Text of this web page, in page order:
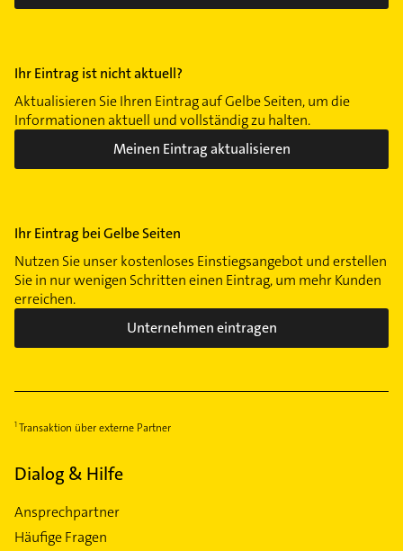
Ihr Eintrag ist nicht aktuell?
Aktualisieren Sie Ihren Eintrag auf Gelbe Seiten, um die
Informationen aktuell und vollständig zu halten.
Meinen Eintrag aktualisieren
Ihr Eintrag bei Gelbe Seiten
Nutzen Sie unser kostenloses Einstiegsangebot und erstellen
Sie in nur wenigen Schritten einen Eintrag, um mehr Kunden
erreichen.
Unternehmen eintragen
Transaktion über externe Partner
Dialog & Hilfe
Ansprechpartner
Häufige Fragen